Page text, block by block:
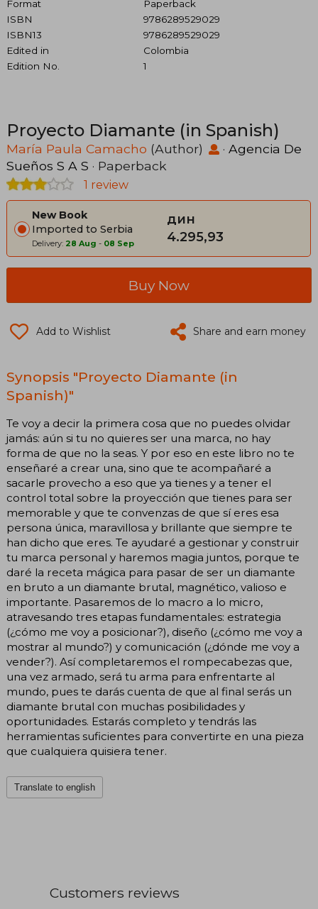
Format
Paperback
ISBN
9786289529029
ISBN13
9786289529029
Edited in
Colombia
Edition No.
1
Proyecto Diamante (in Spanish)
María Paula Camacho (Author) · Agencia De
Sueños S A S · Paperback
1 review
New Book
Imported to Serbia
Delivery: 28 Aug - 08 Sep
дин
4.295,93
Buy Now
Add to Wishlist Share and earn money
Synopsis "Proyecto Diamante (in
Spanish)"
Te voy a decir la primera cosa que no puedes olvidar
jamás: aún si tu no quieres ser una marca, no hay
forma de que no la seas. Y por eso en este libro no te
enseñaré a crear una, sino que te acompañaré a
sacarle provecho a eso que ya tienes y a tener el
control total sobre la proyección que tienes para ser
memorable y que te convenzas de que sí eres esa
persona única, maravillosa y brillante que siempre te
han dicho que eres. Te ayudaré a gestionar y construir
tu marca personal y haremos magia juntos, porque te
daré la receta mágica para pasar de ser un diamante
en bruto a un diamante brutal, magnético, valioso e
importante. Pasaremos de lo macro a lo micro,
atravesando tres etapas fundamentales: estrategia
(¿cómo me voy a posicionar?), diseño (¿cómo me voy a
mostrar al mundo?) y comunicación (¿dónde me voy a
vender?). Así completaremos el rompecabezas que,
una vez armado, será tu arma para enfrentarte al
mundo, pues te darás cuenta de que al final serás un
diamante brutal con muchas posibilidades y
oportunidades. Estarás completo y tendrás las
herramientas suficientes para convertirte en una pieza
que cualquiera quisiera tener.
Translate to english
Customers reviews